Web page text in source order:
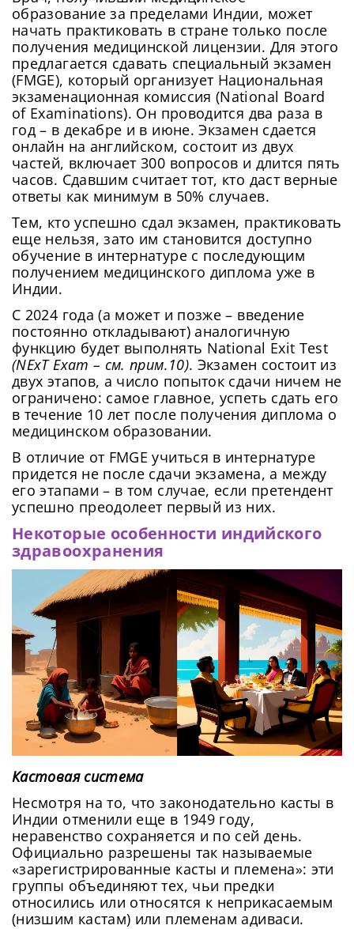
образование за пределами Индии, может
начать практиковать в стране только после
получения медицинской лицензии. Для этого
предлагается сдавать специальный экзамен
(FMGE), который организует Национальная
экзаменационная комиссия (National Board
of Examinations). Он проводится два раза в
год – в декабре и в июне. Экзамен сдается
онлайн на английском, состоит из двух
частей, включает 300 вопросов и длится пять
часов. Сдавшим считает тот, кто даст верные
ответы как минимум в 50% случаев.
Тем, кто успешно сдал экзамен, практиковать
еще нельзя, зато им становится доступно
обучение в интернатуре с последующим
получением медицинского диплома уже в
Индии.
C 2024 года (а может и позже – введение
постоянно откладывают) аналогичную
функцию будет выполнять National Exit Test
(NExT Exam – см. прим.10). Экзамен состоит из
двух этапов, а число попыток сдачи ничем не
ограничено: самое главное, успеть сдать его
в течение 10 лет после получения диплома о
медицинском образовании.
В отличие от FMGE учиться в интернатуре
придется не после сдачи экзамена, а между
его этапами – в том случае, если претендент
успешно преодолеет первый из них.
Некоторые особенности индийского
здравоохранения
Кастовая система
Несмотря на то, что законодательно касты в
Индии отменили еще в 1949 году,
неравенство сохраняется и по сей день.
Официально разрешены так называемые
«зарегистрированные касты и племена»: эти
группы объединяют тех, чьи предки
относились или относятся к неприкасаемым
(низшим кастам) или племенам адиваси.